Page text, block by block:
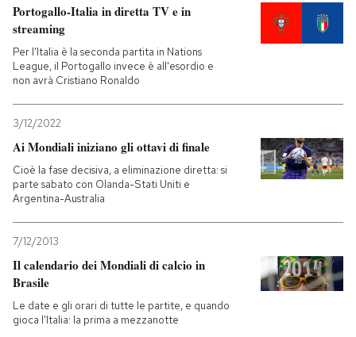
Portogallo-Italia in diretta TV e in
streaming
Per l'Italia è la seconda partita in Nations
League, il Portogallo invece è all'esordio e
non avrà Cristiano Ronaldo
3/12/2022
Ai Mondiali iniziano gli ottavi di finale
Cioè la fase decisiva, a eliminazione diretta: si
parte sabato con Olanda-Stati Uniti e
Argentina-Australia
7/12/2013
Il calendario dei Mondiali di calcio in
Brasile
Le date e gli orari di tutte le partite, e quando
gioca l'Italia: la prima a mezzanotte